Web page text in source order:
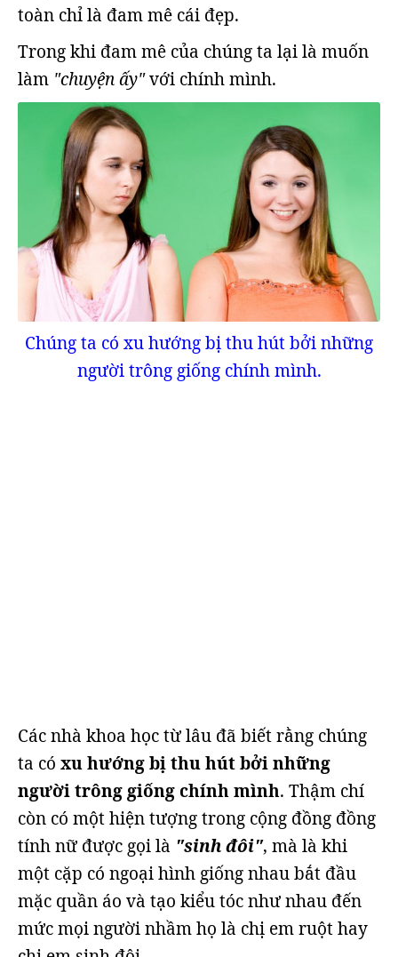
toàn chỉ là đam mê cái đẹp.
Trong khi đam mê của chúng ta lại là muốn
làm "chuyện ấy"với chính mình.
Chúng ta có xu hướng bị thu hút bởi những
người trông giống chính mình.
Các nhà khoa học từ lâu đã biết rằng chúng
ta có xu hướng bị thu hút bởi những
người trông giống chính mình. Thậm chí
còn có một hiện tượng trong cộng đồng đồng
tính nữ được gọi là "sinh đôi", mà là khi
một cặp có ngoại hình giống nhau bắt đầu
mặc quần áo và tạo kiểu tóc như nhau đến
mức mọi người nhầm họ là chị em ruột hay